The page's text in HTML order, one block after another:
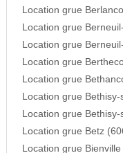
Location grue
Location grue
Location grue
Location grue
Location grue
Location grue
Location grue
Location grue Betz
Location grue